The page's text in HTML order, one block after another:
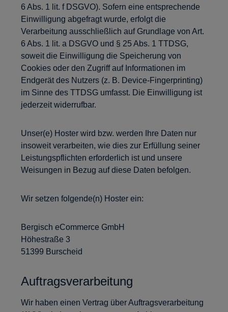
6 Abs. 1 lit. f DSGVO). Sofern eine entsprechende
Einwilligung abgefragt wurde, erfolgt die
Verarbeitung ausschließlich auf Grundlage von Art.
6 Abs. 1 lit. a DSGVO und § 25 Abs. 1 TTDSG,
soweit die Einwilligung die Speicherung von
Cookies oder den Zugriff auf Informationen im
Endgerät des Nutzers (z. B. Device-Fingerprinting)
im Sinne des TTDSG umfasst. Die Einwilligung ist
jederzeit widerrufbar.
Unser(e) Hoster wird bzw. werden Ihre Daten nur
insoweit verarbeiten, wie dies zur Erfüllung seiner
Leistungspflichten erforderlich ist und unsere
Weisungen in Bezug auf diese Daten befolgen.
Wir setzen folgende(n) Hoster ein:
Bergisch eCommerce GmbH
Höhestraße 3
51399 Burscheid
Auftragsverarbeitung
Wir haben einen Vertrag über Auftragsverarbeitung